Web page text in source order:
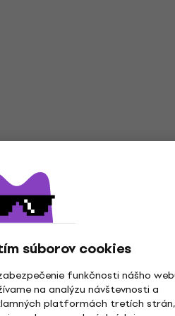
súborov cookies
funkčnosti nášho
na analýzu návštevnosti a
platformách tretích strán,